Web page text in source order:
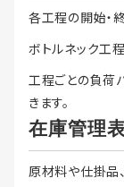
各工程の開始・
ボトルネック工
工程ごとの負荷
きます。
在庫管理
原材料や仕掛品